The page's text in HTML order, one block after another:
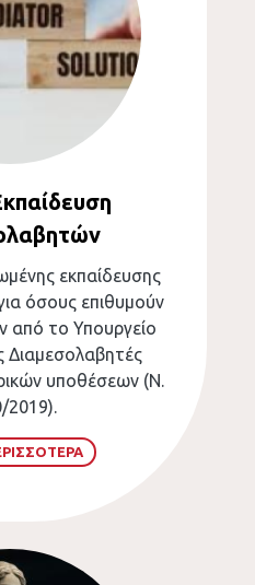
εκπαίδευσης
όσους επιθυμούν
από το Υπουργείο
Διαμεσολαβητές
υποθέσεων (Ν.
2019).